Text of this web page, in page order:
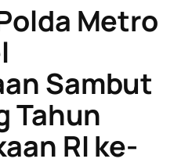
Metro
Sambut
Tahun
RI ke-